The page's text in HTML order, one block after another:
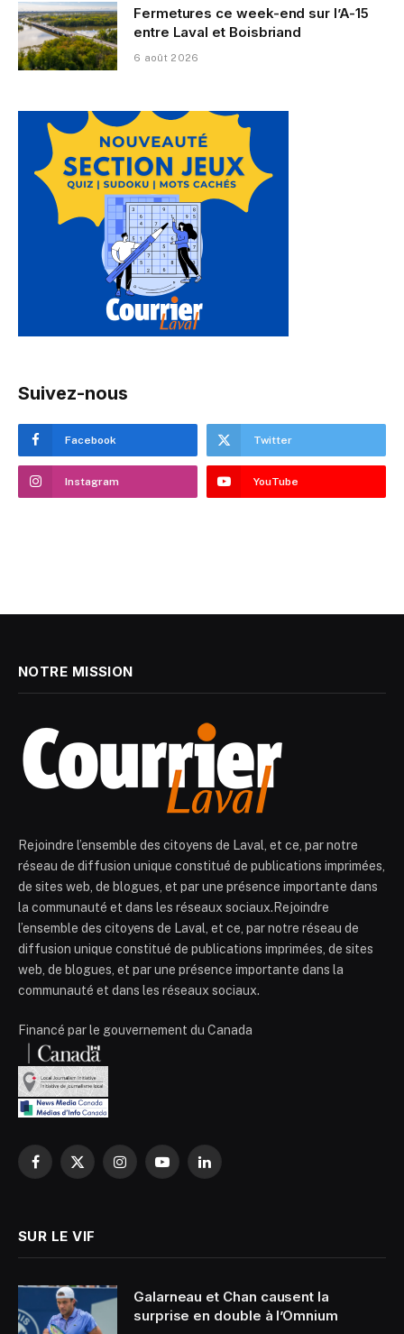
Fermetures ce week-end sur l’A-15
entre Laval et Boisbriand
6 août 2026
Suivez-nous
Facebook Twitter
Instagram YouTube
NOTRE MISSION
Rejoindre l’ensemble des citoyens de Laval, et ce, par notre
réseau de diffusion unique constitué de publications imprimées,
de sites web, de blogues, et par une présence importante dans
la communauté et dans les réseaux sociaux.Rejoindre
l’ensemble des citoyens de Laval, et ce, par notre réseau de
diffusion unique constitué de publications imprimées, de sites
web, de blogues, et par une présence importante dans la
communauté et dans les réseaux sociaux.
Financé par le gouvernement du Canada
Facebook
X
InstagramYouTubeLinkedIn
SUR LE VIF
Galarneau et Chan causent la
surprise en double à l’Omnium